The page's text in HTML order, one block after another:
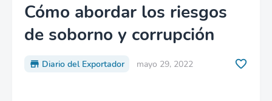
Cómo abordar los riesgos
de soborno y corrupción
Diario del Exportador mayo 29, 2022